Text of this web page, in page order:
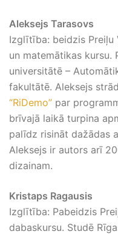
Aleksejs Tarasovs
Izglītība: beidzis Preiļu
un matemātikas kursu.
universitātē –
fakultātē. Aleksejs
“RiDemo” par
brīvajā laikā turpina
palīdz risināt dažādas
Aleksejs ir autors arī
dizainam.
Kristaps Ragausis
Izglītība: Pabeidzis
dabaskursu. Studē